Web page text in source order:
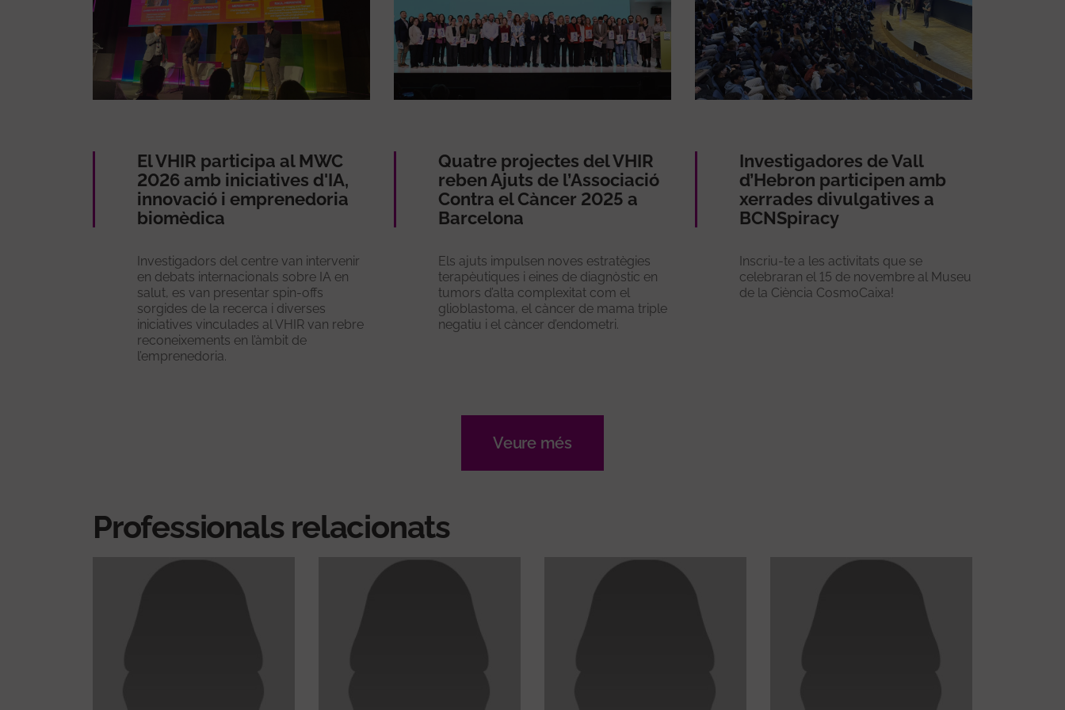
El VHIR participa al MWC
2026 amb iniciatives d'IA,
innovació i emprenedoria
biomèdica
Investigadors del centre van intervenir
en debats internacionals sobre IA en
salut, es van presentar spin-offs
sorgides de la recerca i diverses
iniciatives vinculades al VHIR van rebre
reconeixements en l’àmbit de
l’emprenedoria.
Quatre projectes del VHIR
reben Ajuts de l’Associació
Contra el Càncer 2025 a
Barcelona
Els ajuts impulsen noves estratègies
terapèutiques i eines de diagnòstic en
tumors d’alta complexitat com el
glioblastoma, el càncer de mama triple
negatiu i el càncer d’endometri.
Investigadores de Vall
d’Hebron participen amb
xerrades divulgatives a
BCNSpiracy
Inscriu-te a les activitats que se
celebraran el 15 de novembre al Museu
de la Ciència CosmoCaixa!
Veure més
Professionals relacionats